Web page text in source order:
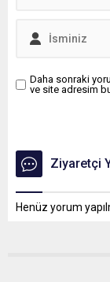
Daha sonraki
ve site adresim
Ziyaretçi
Henüz yorum